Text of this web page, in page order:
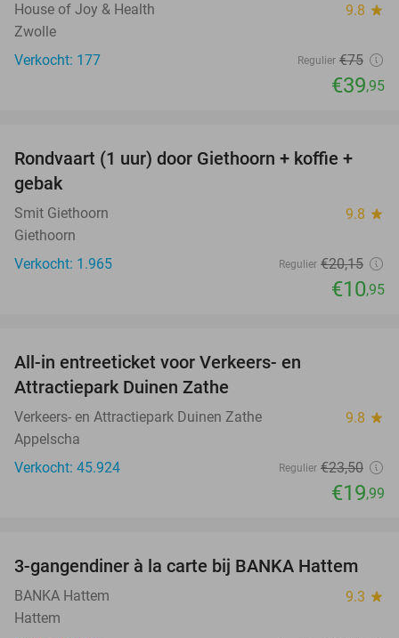
House of Joy & Health 9.8 star
Zwolle
Verkocht: 177
Regulier €75
€39,95
46%
Rondvaart (1 uur) door Giethoorn + koffie +
gebak
Smit Giethoorn 9.8 star
Giethoorn
Verkocht: 1.965
Regulier €20,15
€10,95
All-in entreeticket voor Verkeers- en
Attractiepark Duinen Zathe
Verkeers- en Attractiepark Duinen Zathe 9.8 star
Appelscha
Verkocht: 45.924
Regulier €23,50
€19,99
52%
3-gangendiner à la carte bij BANKA Hattem
BANKA Hattem 9.3 star
Hattem